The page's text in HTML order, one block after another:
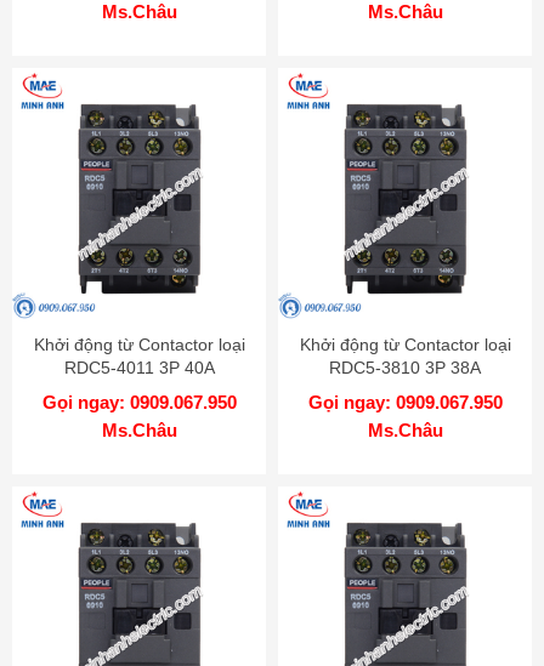
Ms.Châu
Ms.Châu
Khởi động từ Contactor loại
RDC5-4011 3P 40A
Gọi ngay: 0909.067.950
Ms.Châu
Khởi động từ Contactor loại
RDC5-3810 3P 38A
Gọi ngay: 0909.067.950
Ms.Châu